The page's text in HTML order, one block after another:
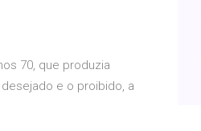
70, que produzia
e o proibido, a